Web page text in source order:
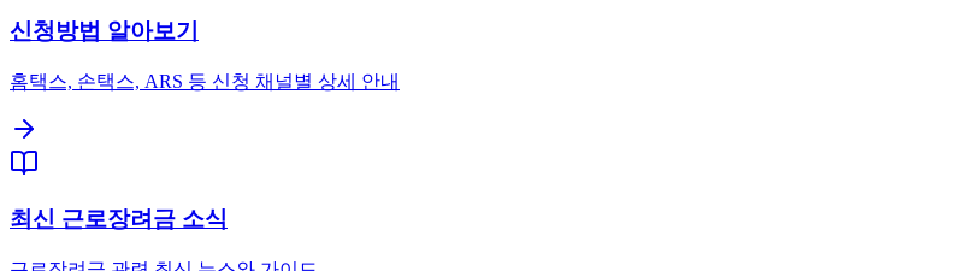
신청방법 알아보기
홈택스, 손택스, ARS 등 신청 채널별 상세 안내
최신 근로장려금 소식